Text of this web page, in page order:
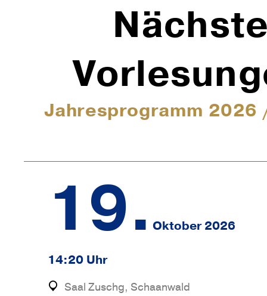
Jahresprogramm
19. Oktober 2026
14:20 Uhr
Saal Zuschg, Schaanwald